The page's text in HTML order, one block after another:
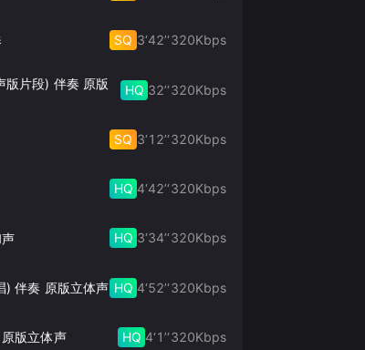
SQ 3‘42’‘320Kbps
版片段) 伴奏 原版
HQ 32’‘320Kbps
SQ 3‘12’‘320Kbps
HQ 4‘42’‘320Kbps
HQ 3‘34’‘320Kbps
此生的禅 (女声演唱) 伴奏 原版立体声 HQ 4‘52’‘320Kbps
版立体声 HQ 4‘1’‘320Kbps